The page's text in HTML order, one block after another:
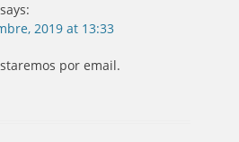
says:
2019 at 13:33
por email.